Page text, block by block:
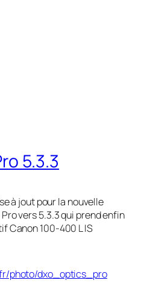
5.3.3
à jout pour la nouvelle
vers 5.3.3 qui prend enfin
Canon 100-400 L IS
photo/dxo_optics_pro